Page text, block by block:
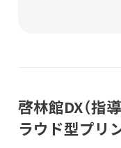
啓林館DX（指
ラウド型プリ